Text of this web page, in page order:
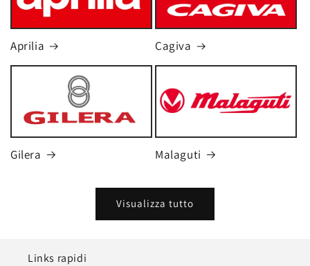
Aprilia Cagiva
Gilera Malaguti
Visualizza tutto
Links rapidi